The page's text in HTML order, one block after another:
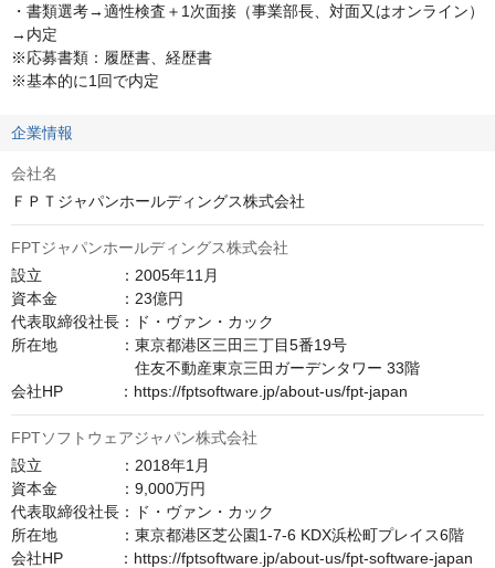
・書類選考→適性検査＋1次面接（事業部長、対面又はオンライン）
→内定
※応募書類：履歴書、経歴書
※基本的に1回で内定
企業情報
会社名
ＦＰＴジャパンホールディングス株式会社
FPTジャパンホールディングス株式会社
設立　　　　　：2005年11月
資本金　　　　：23億円
代表取締役社長：ド・ヴァン・カック
所在地　　　　：東京都港区三田三丁目5番19号
住友不動産東京三田ガーデンタワー 33階
会社HP　　　  ：https://fptsoftware.jp/about-us/fpt-japan
FPTソフトウェアジャパン株式会社
設立　　　　　：2018年1月
資本金　　　　：9,000万円
代表取締役社長：ド・ヴァン・カック
所在地　　　　：東京都港区芝公園1-7-6 KDX浜松町プレイス6階
会社HP　　　  ：https://fptsoftware.jp/about-us/fpt-software-japan